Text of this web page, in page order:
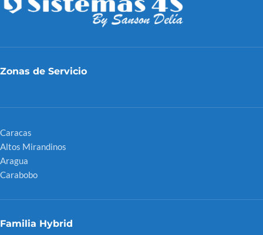
Zonas de Servicio
Caracas
Altos Mirandinos
Aragua
Carabobo
Familia Hybrid